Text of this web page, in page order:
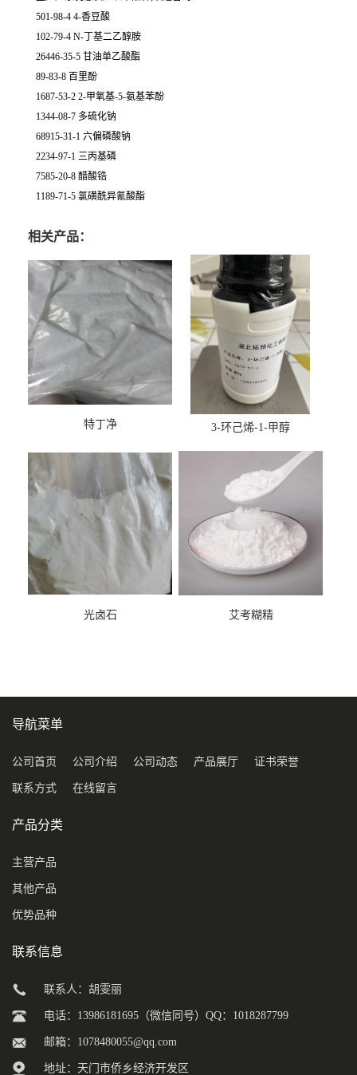
501-98-4 4-香豆酸
102-79-4 N-丁基二乙醇胺
26446-35-5 甘油单乙酸酯
89-83-8 百里酚
1687-53-2 2-甲氧基-5-氨基苯酚
1344-08-7 多硫化钠
68915-31-1 六偏磷酸钠
2234-97-1 三丙基磷
7585-20-8 醋酸锆
1189-71-5 氯磺酰异氰酸酯
相关产品：
特丁净 3-环己烯-1-甲醇
光卤石 艾考糊精
导航菜单
公司首页 公司介绍 公司动态 产品展厅 证书荣誉
联系方式 在线留言
产品分类
主营产品
其他产品
优势品种
联系信息
联系人：胡雯丽
电话：13986181695（微信同号）QQ：1018287799
邮箱： 1078480055@qq.com
地址：天门市侨乡经济开发区